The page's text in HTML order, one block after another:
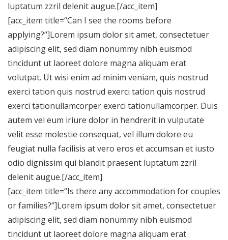
luptatum zzril delenit augue.[/acc_item]
[acc_item title=“Can I see the rooms before
applying?“]Lorem ipsum dolor sit amet, consectetuer
adipiscing elit, sed diam nonummy nibh euismod
tincidunt ut laoreet dolore magna aliquam erat
volutpat. Ut wisi enim ad minim veniam, quis nostrud
exerci tation quis nostrud exerci tation quis nostrud
exerci tationullamcorper exerci tationullamcorper. Duis
autem vel eum iriure dolor in hendrerit in vulputate
velit esse molestie consequat, vel illum dolore eu
feugiat nulla facilisis at vero eros et accumsan et iusto
odio dignissim qui blandit praesent luptatum zzril
delenit augue.[/acc_item]
[acc_item title=“Is there any accommodation for couples
or families?“]Lorem ipsum dolor sit amet, consectetuer
adipiscing elit, sed diam nonummy nibh euismod
tincidunt ut laoreet dolore magna aliquam erat